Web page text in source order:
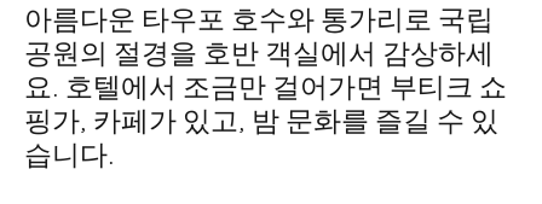
아름다운 타우포 호수와 통가리로 국립
공원의 절경을 호반 객실에서 감상하세
요. 호텔에서 조금만 걸어가면 부티크 쇼
핑가, 카페가 있고, 밤 문화를 즐길 수 있
습니다.